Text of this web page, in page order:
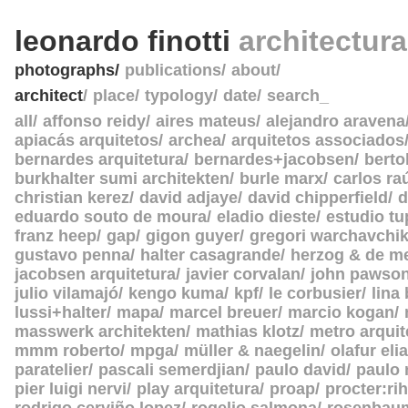
leonardo finotti
photographs publications about
architect place typology date search_
all
affonso reidy aires mateus alejandro aravena
apiacás arquitetos archea arquitetos associados
bernardes arquitetura
bernardes+jacobsen
burkhalter sumi architekten
burle marx carlos
christian kerez david adjaye david chipperfield
eduardo souto de moura eladio dieste estudio
franz heep gap gigon guyer gregori warchavchik
gustavo penna
halter casagrande
herzog & de
jacobsen arquitetura javier corvalan
john
julio vilamajó
kengo kuma kpf le corbusier
lina
lussi+halter mapa marcel breuer marcio kogan
masswerk architekten
mathias klotz metro
mmm roberto mpga müller & naegelin olafur
paratelier pascali semerdjian paulo david
paulo
pier luigi nervi
play arquitetura proap